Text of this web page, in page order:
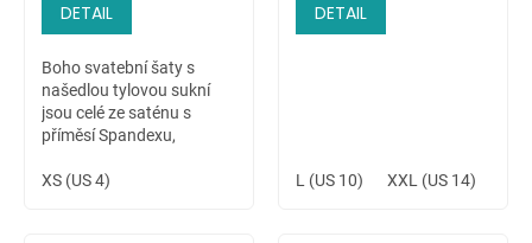
DETAIL
Boho svatební šaty s
našedlou tylovou sukní
jsou celé ze saténu s
příměsí Spandexu,
krajkovou aplikací na
XS (US 4)
DETAIL
L (US 10) XXL (US 14)